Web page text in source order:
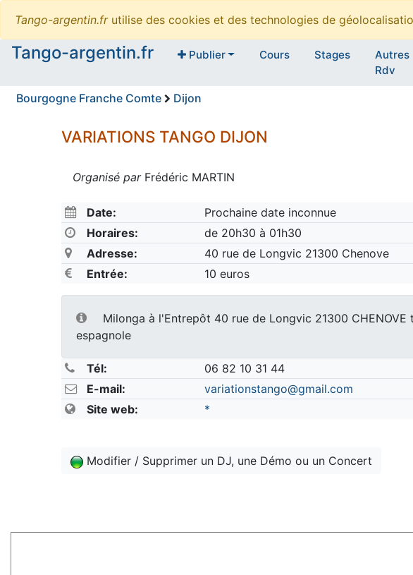
Tango-argentin.frutilise des cookies et des technologies de
Tango-argentin.fr
Publier Cours Stages
Autres
Rdv
Bourgogne Franche Comte Dijon
VARIATIONS TANGO DIJON
Organisé parFrédéric MARTIN
Date:
Prochaine date inconnue
Horaires:
de 20h30 à 01h30
Adresse:
40 rue de Longvic 21300 Chenove
Entrée:
10 euros
Milonga à l'Entrepôt 40 rue de Longvic 21300
espagnole
Tél:
06 82 10 31 44
E-mail:
variationstango@gmail.com
Site web:
*
Modifier / Supprimer un DJ, une Démo ou un Concert